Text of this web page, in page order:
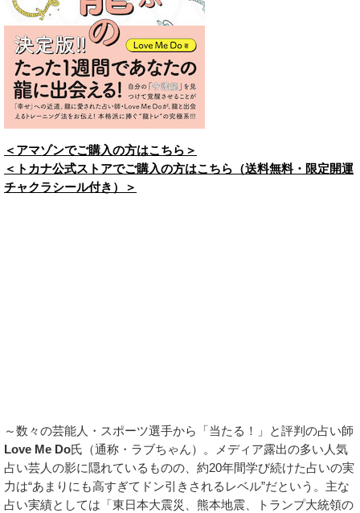
＜アマゾンでご購入の方はこちら＞
＜トカナ公式ストアでご購入の方はこちら（送料無料・限定開運
チャクラシール付き）＞
～数々の芸能人・スポーツ選手から「当たる！」と評判の占い師
Love Me Do氏（通称・ラブちゃん）。メディア露出の多い人気
占い芸人の影に隠れているものの、約20年間学び続けた占いの実
力は“あまりにも高すぎてドン引きされるレベル”だという。主な
占い実績としては「東日本大震災、熊本地震、トランプ大統領の